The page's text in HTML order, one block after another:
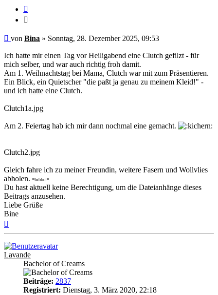
Ungelesener
von Bina » Sonntag, 28. Dezember 2025, 09:53
Ich hatte mir einen Tag vor Heiligabend eine Clutch gefilzt - für
mich selber, und war auch richtig froh damit.
Am 1. Weihnachtstag bei Mama, Clutch war mit zum Präsentieren.
Ein Blick, ein Quietscher "die paßt ja genau zu meinem Kleid!" -
und ich hatte eine Clutch.
Clutch1a.jpg
Am 2. Feiertag hab ich mir dann nochmal eine gemacht.
Clutch2.jpg
Gleich fahre ich zu meiner Freundin, weitere Fasern und Wollvlies
abholen. *hibbel*
Du hast aktuell keine Berechtigung, um die Dateianhänge dieses
Beitrags anzusehen.
Liebe Grüße
Bine
Lavande
Bachelor of Creams
Beiträge: 2837
Registriert: Dienstag, 3. März 2020, 22:18